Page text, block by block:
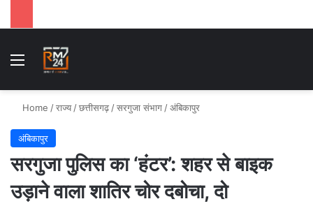
Menu
Home /राज्य /छत्तीसगढ़ /सरगुजा संभाग /अंबिकापुर
अंबिकापुर
सरगुजा पुलिस का ‘हंटर’: शहर से बाइक
उड़ाने वाला शातिर चोर दबोचा, दो